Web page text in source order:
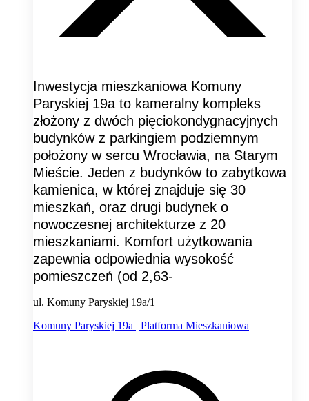
Inwestycja mieszkaniowa Komuny
Paryskiej 19a to kameralny kompleks
złożony z dwóch pięciokondygnacyjnych
budynków z parkingiem podziemnym
położony w sercu Wrocławia, na Starym
Mieście. Jeden z budynków to zabytkowa
kamienica, w której znajduje się 30
mieszkań, oraz drugi budynek o
nowoczesnej architekturze z 20
mieszkaniami. Komfort użytkowania
zapewnia odpowiednia wysokość
pomieszczeń (od 2,63-
ul. Komuny Paryskiej 19a/1
Komuny Paryskiej 19a | Platforma Mieszkaniowa